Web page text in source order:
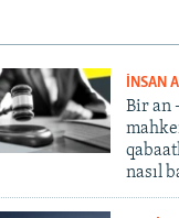
İNSAN
Bir an
nasıl